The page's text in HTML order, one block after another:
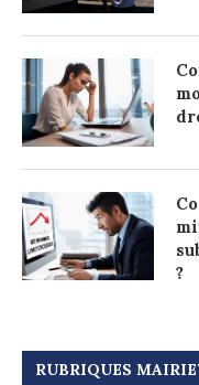
?
RUBRIQUES